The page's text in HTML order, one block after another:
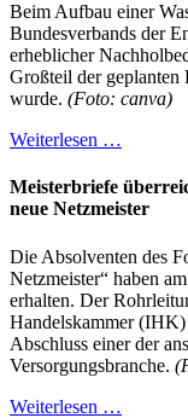
Beim Aufbau einer
Bundesverbands der
erheblicher
Großteil der
wurde. (Foto: canva)
Weiterlesen …
Meisterbriefe
neue Netzmeister
Die Absolventen des
Netzmeister“ haben
erhalten. Der
Handelskammer
Abschluss einer der
Versorgungsbranche.
Weiterlesen …